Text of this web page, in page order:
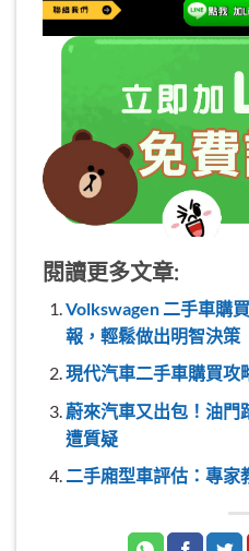
閱讀更多文章:
Volkswagen 二手車購
報，輕鬆做出明智決策
現代汽車二手車購買攻
蔚來汽車又出包！油門
遭質疑
二手廂型車評估：專家